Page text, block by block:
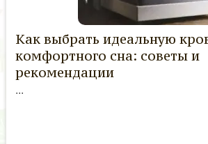
Как выбрать идеальную
комфортного сна: советы и
рекомендации
...